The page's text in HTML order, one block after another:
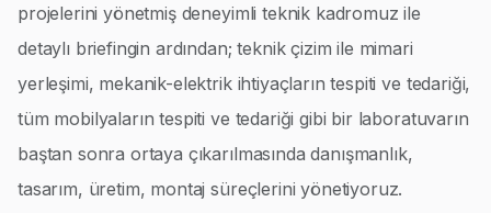
projelerini yönetmiş deneyimli teknik kadromuz ile
detaylı briefingin ardından; teknik çizim ile mimari
yerleşimi, mekanik-elektrik ihtiyaçların tespiti ve tedariği,
tüm mobilyaların tespiti ve tedariği gibi bir laboratuvarın
baştan sonra ortaya çıkarılmasında danışmanlık,
tasarım, üretim, montaj süreçlerini yönetiyoruz.